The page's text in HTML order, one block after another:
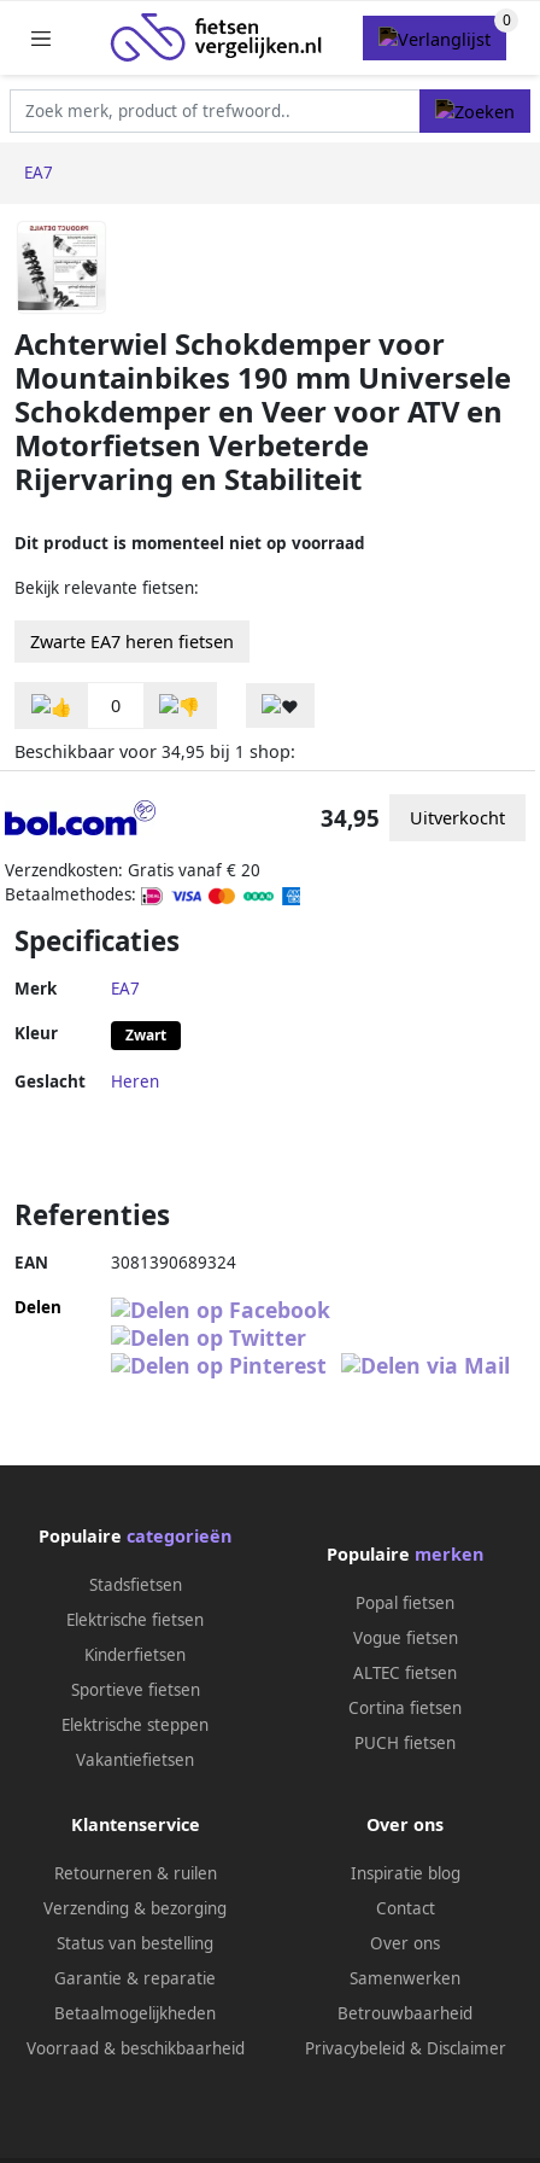
EA7
Achterwiel Schokdemper voor
Mountainbikes 190 mm Universele
Schokdemper en Veer voor ATV en
Motorfietsen Verbeterde
Rijervaring en Stabiliteit
Dit product is momenteel niet op voorraad
Bekijk relevante fietsen:
Zwarte EA7 heren fietsen
0
Beschikbaar voor 34,95 bij 1 shop:
Verzendkosten: Gratis vanaf € 20
Betaalmethodes:
34,95 Uitverkocht
Specificaties
Merk EA7
Kleur Zwart
Geslacht Heren
Referenties
EAN 3081390689324
Delen
Populaire categorieën
Stadsfietsen
Elektrische fietsen
Kinderfietsen
Sportieve fietsen
Elektrische steppen
Vakantiefietsen
Populaire merken
Popal fietsen
Vogue fietsen
ALTEC fietsen
Cortina fietsen
PUCH fietsen
Klantenservice
Retourneren & ruilen
Verzending & bezorging
Status van bestelling
Garantie & reparatie
Betaalmogelijkheden
Voorraad & beschikbaarheid
Over ons
Inspiratie blog
Contact
Over ons
Samenwerken
Betrouwbaarheid
Privacybeleid & Disclaimer